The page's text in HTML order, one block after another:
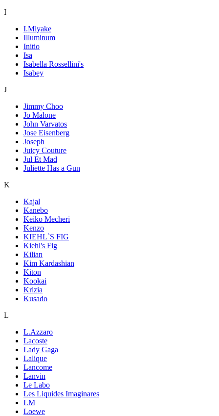
I
I.Miyake
Illuminum
Initio
Isa
Isabella Rossellini's
Isabey
J
Jimmy Choo
Jo Malone
John Varvatos
Jose Eisenberg
Joseph
Juicy Couture
Jul Et Mad
Juliette Has a Gun
K
Kajal
Kanebo
Keiko Mecheri
Kenzo
KIEHL`S FIG
Kiehl's Fig
Kilian
Kim Kardashian
Kiton
Kookai
Krizia
Kusado
L
L.Azzaro
Lacoste
Lady Gaga
Lalique
Lancome
Lanvin
Le Labo
Les Liquides Imaginares
LM
Loewe